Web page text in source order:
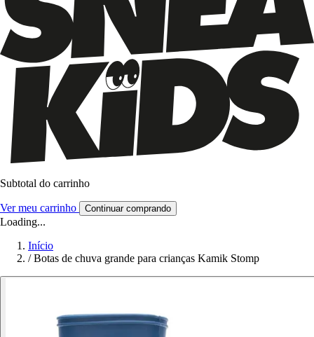
Subtotal do carrinho
Ver meu carrinho Continuar comprando
Loading...
Início
/ Botas de chuva grande para crianças Kamik Stomp